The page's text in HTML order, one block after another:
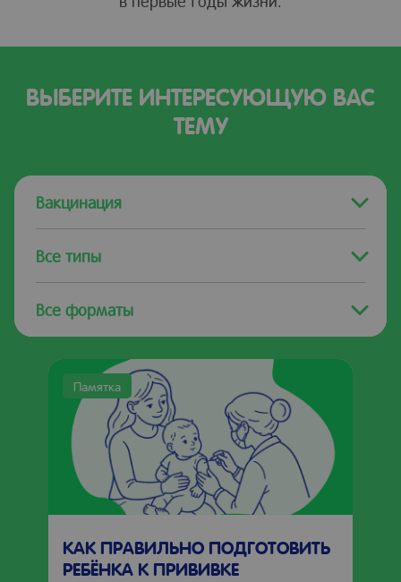
ВЫБЕРИТЕ ИНТЕРЕСУЮЩУЮ ВАС
ТЕМУ
Вакцинация
Все типы
Все форматы
Памятка
КАК ПРАВИЛЬНО ПОДГОТОВИТЬ
РЕБЁНКА К ПРИВИВКЕ